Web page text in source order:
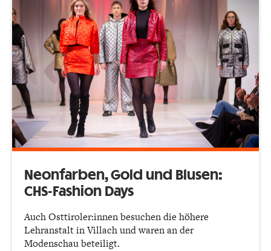
Neonfarben, Gold und Blusen:
CHS-Fashion Days
Auch Osttiroler:innen besuchen die höhere
Lehranstalt in Villach und waren an der
Modenschau beteiligt.